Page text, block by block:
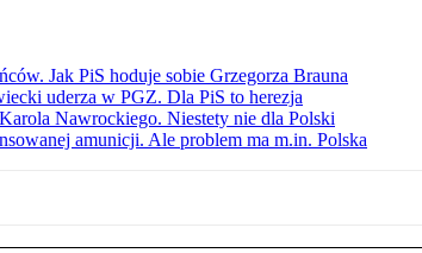
Jak PiS hoduje sobie Grzegorza Brauna
uderza w PGZ. Dla PiS to herezja
Nawrockiego. Niestety nie dla Polski
amunicji. Ale problem ma m.in. Polska